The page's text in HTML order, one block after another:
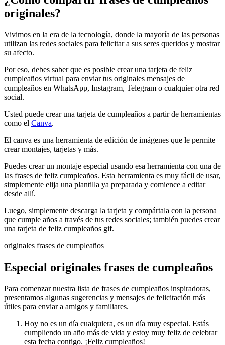
originales?
Vivimos en la era de la tecnología, donde la mayoría de las personas
utilizan las redes sociales para felicitar a sus seres queridos y mostrar
su afecto.
Por eso, debes saber que es posible crear una tarjeta de feliz
cumpleaños virtual para enviar tus originales mensajes de
cumpleaños en WhatsApp, Instagram, Telegram o cualquier otra red
social.
Usted puede crear una tarjeta de cumpleaños a partir de herramientas
como el Canva.
El canva es una herramienta de edición de imágenes que le permite
crear montajes, tarjetas y más.
Puedes crear un montaje especial usando esa herramienta con una de
las frases de feliz cumpleaños. Esta herramienta es muy fácil de usar,
simplemente elija una plantilla ya preparada y comience a editar
desde allí.
Luego, simplemente descarga la tarjeta y compártala con la persona
que cumple años a través de tus redes sociales; también puedes crear
una tarjeta de feliz cumpleaños gif.
originales frases de cumpleaños
Especial originales frases de cumpleaños
Para comenzar nuestra lista de frases de cumpleaños inspiradoras,
presentamos algunas sugerencias y mensajes de felicitación más
útiles para enviar a amigos y familiares.
Hoy no es un día cualquiera, es un día muy especial. Estás
cumpliendo un año más de vida y estoy muy feliz de celebrar
esta fecha contigo. ¡Feliz cumpleaños!